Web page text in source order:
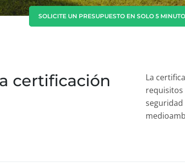
India (inglés)
SOLICITE UN PRESUPUESTO EN SOLO 5
certificación
La
requisitos